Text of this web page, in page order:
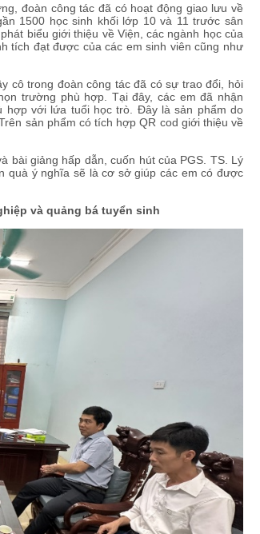
đoàn công tác đã có hoạt động giao lưu về
1500 học sinh khối lớp 10 và 11 trước sân
biểu giới thiệu về Viện, các ngành học của
tích đạt được của các em sinh viên cũng như
trong đoàn công tác đã có sự trao đổi, hỏi
trường phù hợp. Tại đây, các em đã nhận
hợp với lứa tuổi học trò. Đây là sản phẩm do
sản phẩm có tích hợp QR cod giới thiệu về
giảng hấp dẫn, cuốn hút của PGS. TS. Lý
quà ý nghĩa sẽ là cơ sở giúp các em có được
và quảng bá tuyển sinh